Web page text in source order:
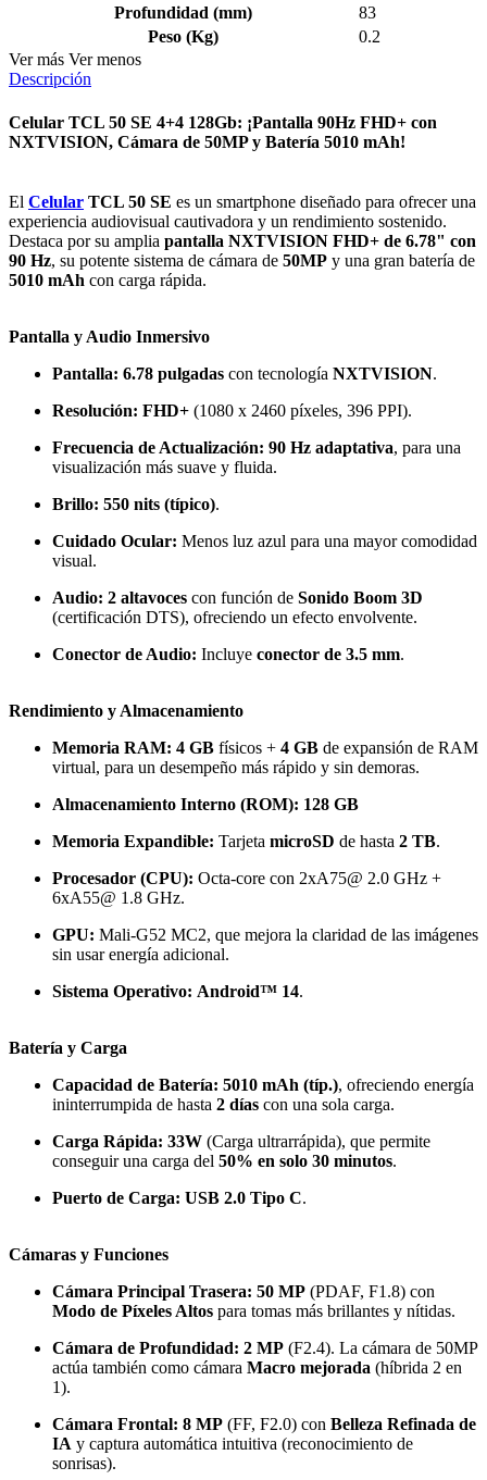
Profundidad (mm)
83
Peso (Kg)
0.2
Ver más Ver menos
Descripción
Celular TCL 50 SE 4+4 128Gb: ¡Pantalla 90Hz FHD+ con
NXTVISION, Cámara de 50MP y Batería 5010 mAh!
El Celular TCL 50 SE es un smartphone diseñado para ofrecer una
experiencia audiovisual cautivadora y un rendimiento sostenido.
Destaca por su amplia pantalla NXTVISION FHD+ de 6.78" con
90 Hz, su potente sistema de cámara de 50MP y una gran batería de
5010 mAh con carga rápida.
Pantalla y Audio Inmersivo
Pantalla: 6.78 pulgadas con tecnología NXTVISION.
Resolución: FHD+ (1080 x 2460 píxeles, 396 PPI).
Frecuencia de Actualización: 90 Hz adaptativa, para una
visualización más suave y fluida.
Brillo: 550 nits (típico).
Cuidado Ocular: Menos luz azul para una mayor comodidad
visual.
Audio: 2 altavoces con función de Sonido Boom 3D
(certificación DTS), ofreciendo un efecto envolvente.
Conector de Audio: Incluye conector de 3.5 mm.
Rendimiento y Almacenamiento
Memoria RAM: 4 GB físicos + 4 GB de expansión de RAM
virtual, para un desempeño más rápido y sin demoras.
Almacenamiento Interno (ROM): 128 GB
Memoria Expandible: Tarjeta microSD de hasta 2 TB.
Procesador (CPU): Octa-core con 2xA75@ 2.0 GHz +
6xA55@ 1.8 GHz.
GPU: Mali-G52 MC2, que mejora la claridad de las imágenes
sin usar energía adicional.
Sistema Operativo: Android™ 14.
Batería y Carga
Capacidad de Batería: 5010 mAh (típ.), ofreciendo energía
ininterrumpida de hasta 2 días con una sola carga.
Carga Rápida: 33W (Carga ultrarrápida), que permite
conseguir una carga del 50% en solo 30 minutos.
Puerto de Carga: USB 2.0 Tipo C.
Cámaras y Funciones
Cámara Principal Trasera: 50 MP (PDAF, F1.8) con
Modo de Píxeles Altos para tomas más brillantes y nítidas.
Cámara de Profundidad: 2 MP (F2.4). La cámara de 50MP
actúa también como cámara Macro mejorada (híbrida 2 en
1).
Cámara Frontal: 8 MP (FF, F2.0) con Belleza Refinada de
IA y captura automática intuitiva (reconocimiento de
sonrisas).